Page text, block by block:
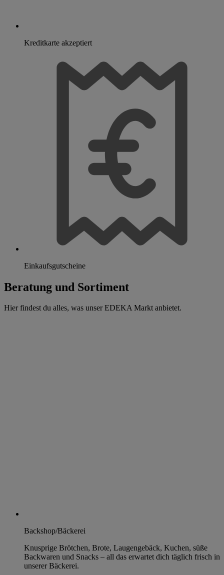
Kreditkarte akzeptiert
Einkaufsgutscheine
Beratung und Sortiment
Hier findest du alles, was unser EDEKA Markt anbietet.
Backshop/Bäckerei
Knusprige Brötchen, Brote, Laugengebäck, Kuchen, süße
Backwaren und Snacks – all das erwartet dich täglich frisch in
unserer Bäckerei.